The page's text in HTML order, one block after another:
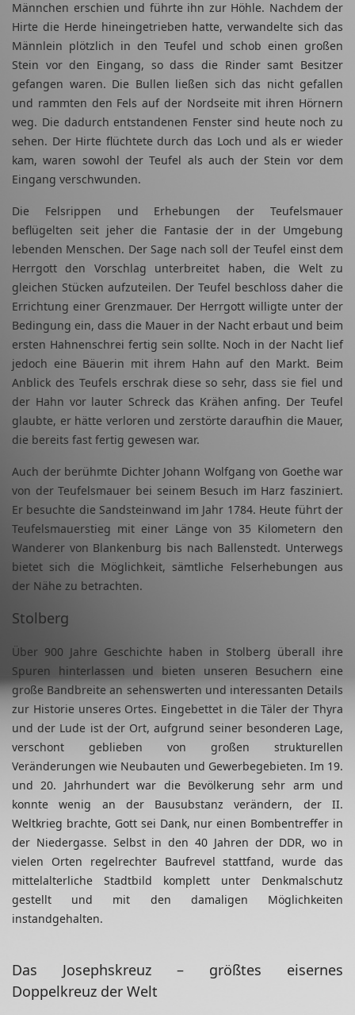
Männchen erschien und führte ihn zur Höhle. Nachdem der
Hirte die Herde hineingetrieben hatte, verwandelte sich das
Männlein plötzlich in den Teufel und schob einen großen
Stein vor den Eingang, so dass die Rinder samt Besitzer
gefangen waren. Die Bullen ließen sich das nicht gefallen
und rammten den Fels auf der Nordseite mit ihren Hörnern
weg. Die dadurch entstandenen Fenster sind heute noch zu
sehen. Der Hirte flüchtete durch das Loch und als er wieder
kam, waren sowohl der Teufel als auch der Stein vor dem
Eingang verschwunden.
Die Felsrippen und Erhebungen der Teufelsmauer
beflügelten seit jeher die Fantasie der in der Umgebung
lebenden Menschen. Der Sage nach soll der Teufel einst dem
Herrgott den Vorschlag unterbreitet haben, die Welt zu
gleichen Stücken aufzuteilen. Der Teufel beschloss daher die
Errichtung einer Grenzmauer. Der Herrgott willigte unter der
Bedingung ein, dass die Mauer in der Nacht erbaut und beim
ersten Hahnenschrei fertig sein sollte. Noch in der Nacht lief
jedoch eine Bäuerin mit ihrem Hahn auf den Markt. Beim
Anblick des Teufels erschrak diese so sehr, dass sie fiel und
der Hahn vor lauter Schreck das Krähen anfing. Der Teufel
glaubte, er hätte verloren und zerstörte daraufhin die Mauer,
die bereits fast fertig gewesen war.
Auch der berühmte Dichter Johann Wolfgang von Goethe war
von der Teufelsmauer bei seinem Besuch im Harz fasziniert.
Er besuchte die Sandsteinwand im Jahr 1784. Heute führt der
Teufelsmauerstieg mit einer Länge von 35 Kilometern den
Wanderer von Blankenburg bis nach Ballenstedt. Unterwegs
bietet sich die Möglichkeit, sämtliche Felserhebungen aus
der Nähe zu betrachten.
Stolberg
Über 900 Jahre Geschichte haben in Stolberg überall ihre
Spuren hinterlassen und bieten unseren Besuchern eine
große Bandbreite an sehenswerten und interessanten Details
zur Historie unseres Ortes. Eingebettet in die Täler der Thyra
und der Lude ist der Ort, aufgrund seiner besonderen Lage,
verschont geblieben von großen strukturellen
Veränderungen wie Neubauten und Gewerbegebieten. Im 19.
und 20. Jahrhundert war die Bevölkerung sehr arm und
konnte wenig an der Bausubstanz verändern, der II.
Weltkrieg brachte, Gott sei Dank, nur einen Bombentreffer in
der Niedergasse. Selbst in den 40 Jahren der DDR, wo in
vielen Orten regelrechter Baufrevel stattfand, wurde das
mittelalterliche Stadtbild komplett unter Denkmalschutz
gestellt und mit den damaligen Möglichkeiten
instandgehalten.
Das Josephskreuz – größtes eisernes
Doppelkreuz der Welt